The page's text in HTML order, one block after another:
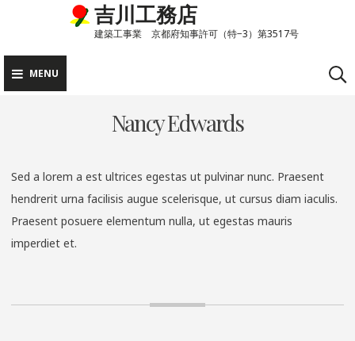
content
吉川工務店
建築工事業 京都府知事許可（特−3）第3517号
MENU
Nancy Edwards
Sed a lorem a est ultrices egestas ut pulvinar nunc. Praesent
hendrerit urna facilisis augue scelerisque, ut cursus diam iaculis.
Praesent posuere elementum nulla, ut egestas mauris
imperdiet et.